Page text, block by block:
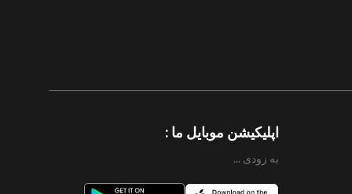
اپلیکیشن موبایل ما :
به زودی ...